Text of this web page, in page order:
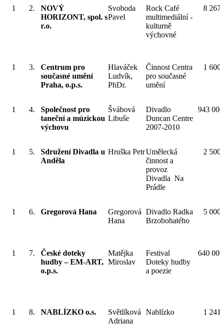
1 2.
NOVÝ
HORIZONT, spol. s
r.o.
Svoboda
Pavel
Rock Café
multimediální -
kulturně
výchovné
8
1 3.
Centrum pro
současné umění
Praha, o.p.s.
Hlaváček
Ludvík,
PhDr.
Činnost Centra
pro současné
umění
1
1 4.
Společnost pro
taneční a múzickou
výchovu
Švábová
Libuše
Divadlo
Duncan Centre
2007-2010
943
1 5.
Sdružení Divadla u
Anděla
Hruška PetrUmělecká
činnost a
provoz
Divadla Na
Prádle
2
1 6. Gregorová Hana
Gregorová
Hana
Divadlo Radka
Brzobohatého
5
1 7.
České doteky
hudby – EM-ART,
o.p.s.
Matějka
Miroslav
Festival
Doteky hudby
a poezie
640
1 8. NABLÍZKO o.s.
Světlíková
Adriana
Nablízko 1